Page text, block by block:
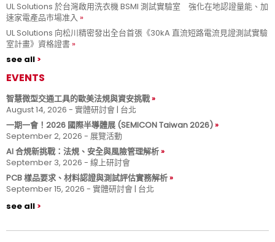
UL Solutions 於台灣啟用洗衣機 BSMI 測試實驗室 強化在地認證量能、加
速家電產品市場准入
UL Solutions 向松川精密發出全台首張《30kA 直流短路電流見證測試實驗
室計畫》資格證書
see all
EVENTS
智慧微型交通工具的歐美法規與資安挑戰
August 14, 2026 - 實體研討會 | 台北
一期一會！2026 國際半導體展 (SEMICON Taiwan 2026)
September 2, 2026 - 展覽活動
AI 合規新挑戰：法規、安全與風險管理解析
September 3, 2026 - 線上研討會
PCB 樣品要求、材料認證與測試評估實務解析
September 15, 2026 - 實體研討會 | 台北
see all